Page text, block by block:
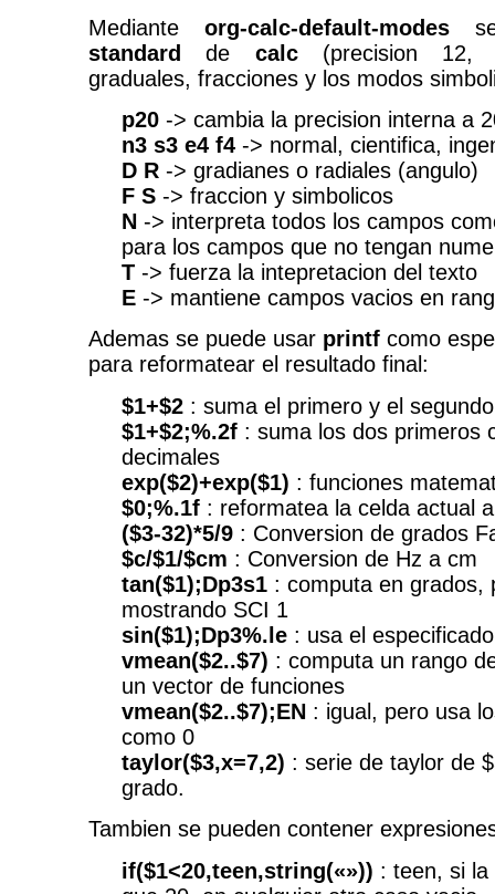
Medianteorg-calc-default-modes
standard de calc(precision 12,
graduales, fracciones y los modos
p20 -> cambia la precision interna a
n3 s3 e4 f4 -> normal, cientifica,
D R -> gradianes o radiales (angulo)
F S -> fraccion y simbolicos
N -> interpreta todos los campos
para los campos que no tengan
T -> fuerza la intepretacion del texto
E -> mantiene campos vacios en
Ademas se puede usar printf como
para reformatear el resultado final:
$1+$2 : suma el primero y el
$1+$2;%.2f : suma los dos primeros
decimales
exp($2)+exp($1) : funciones
$0;%.1f : reformatea la celda actual
($3-32)*5/9 : Conversion de grados
$c/$1/$cm : Conversion de Hz a cm
tan($1);Dp3s1 : computa en grados,
mostrando SCI 1
sin($1);Dp3%.le : usa el
vmean($2..$7) : computa un rango
un vector de funciones
vmean($2..$7);EN : igual, pero usa
como 0
taylor($3,x=7,2) : serie de taylor de
grado.
Tambien se pueden contener
if($1<20,teen,string(«»)) : teen, si